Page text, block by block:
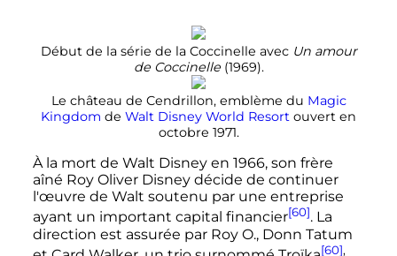
Début de la série de la Coccinelle avec Un amour
de Coccinelle(1969).
Le château de Cendrillon, emblème du Magic
Kingdom de Walt Disney World Resort ouvert en
octobre 1971.
À la mort de Walt Disney en 1966, son frère
aîné Roy Oliver Disney décide de continuer
l'œuvre de Walt soutenu par une entreprise
ayant un important capital financier[60]. La
direction est assurée par Roy O., Donn Tatum
[60],